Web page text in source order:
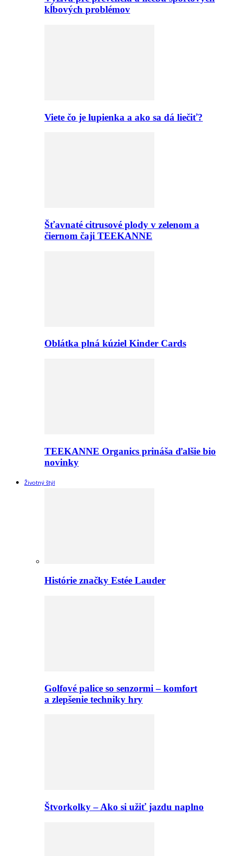
kĺbových problémov
Viete čo je lupienka a ako sa dá liečiť?
Šťavnaté citrusové plody v zelenom a
čiernom čaji TEEKANNE
Oblátka plná kúziel Kinder Cards
TEEKANNE Organics prináša ďalšie bio
novinky
Životný štýl
Histórie značky Estée Lauder
Golfové palice so senzormi – komfort
a zlepšenie techniky hry
Štvorkolky – Ako si užiť jazdu naplno